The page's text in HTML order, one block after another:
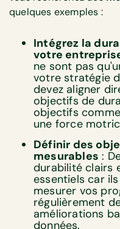
quelques exemples :
Intégrez la
votre
ne sont pas
votre stratégie
devez aligner
objectifs de
objectifs
une force
Définir des
mesurables :
durabilité clairs
essentiels car
mesurer vos
régulièrement
améliorations
données.